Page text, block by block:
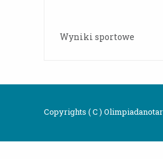
Wyniki sportowe
Copyrights ( C )